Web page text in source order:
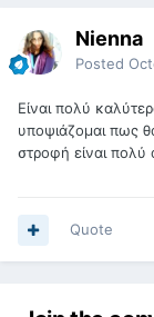
Nienna
Posted
Είναι πολύ
υποψιάζομαι πως
στροφή είναι πολύ
Quote